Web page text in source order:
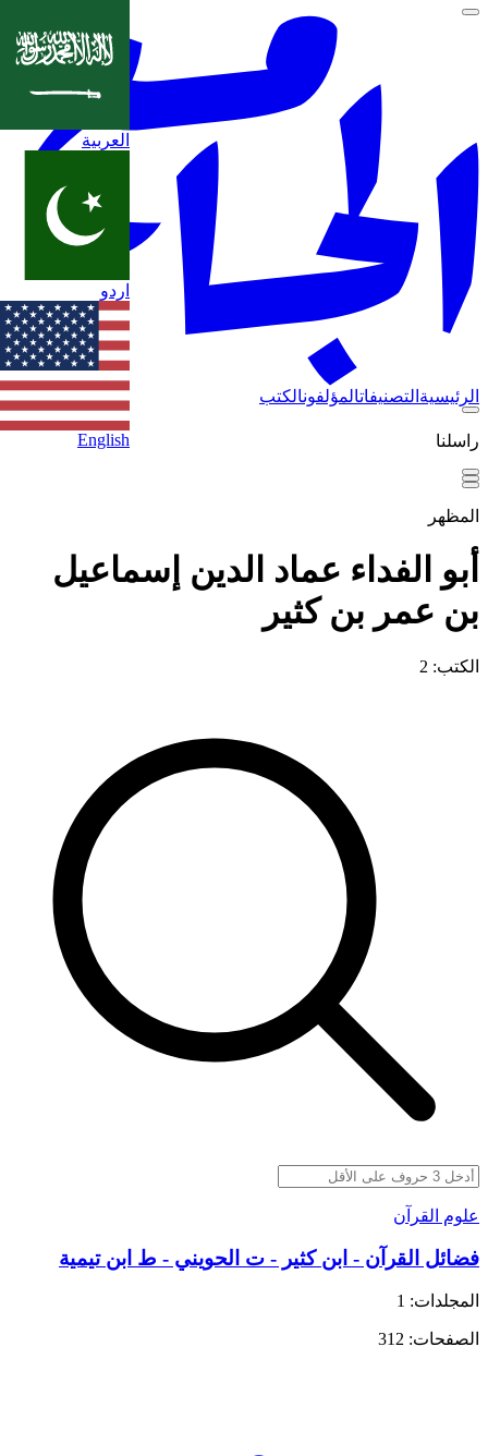
الرئيسية التصنيفاتالمؤلفونالكتب
راسلنا
العربية
اردو
English
المظهر
أبو الفداء عماد الدين إسماعيل
بن عمر بن كثير
الكتب: 2
علوم القرآن
فضائل القرآن - ابن كثير - ت الحويني - ط ابن تيمية
المجلدات: 1
الصفحات: 312